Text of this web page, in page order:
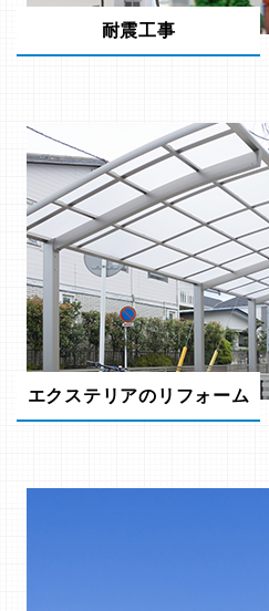
耐震工事
エクステリアのリフォーム